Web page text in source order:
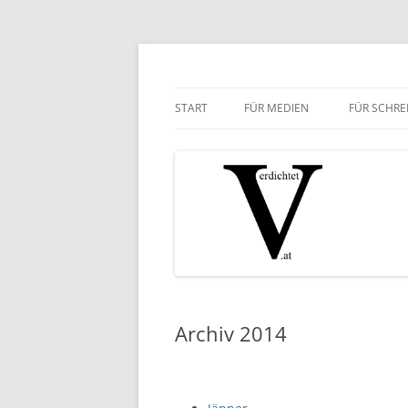
Zum
START FÜR MEDIEN FÜR
Archiv 2014